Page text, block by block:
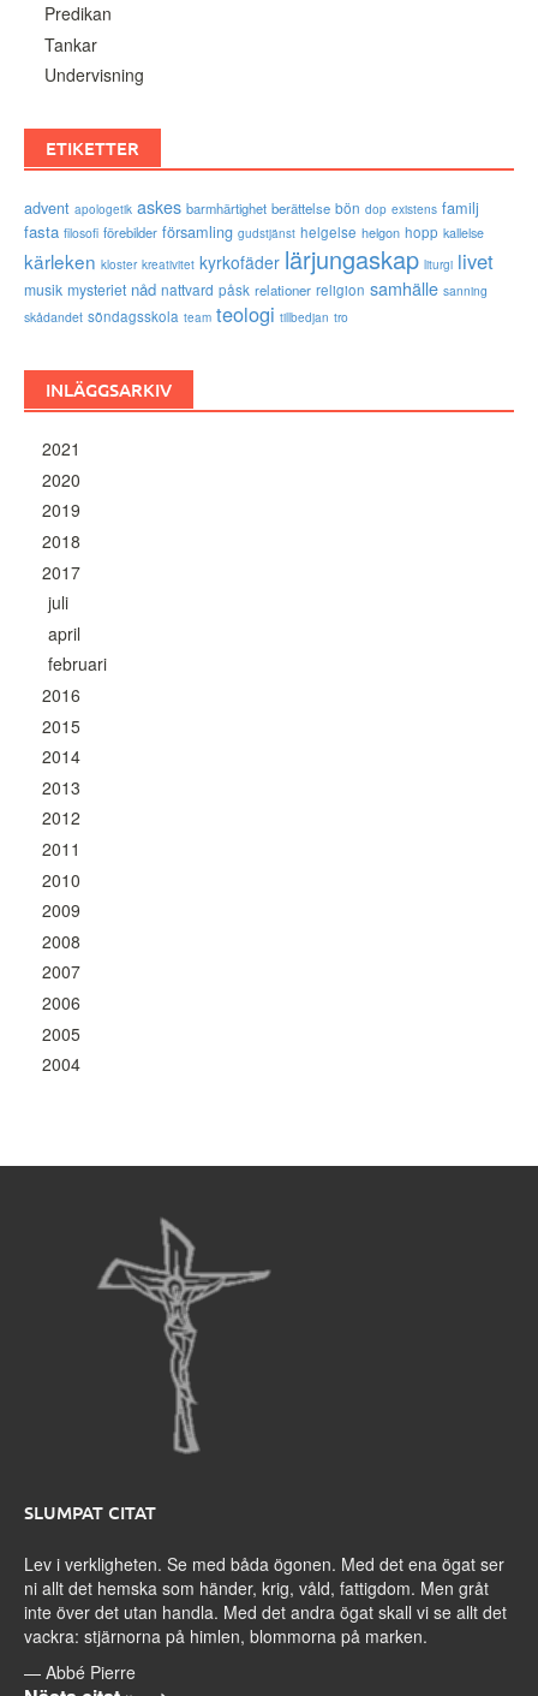
Predikan
Tankar
Undervisning
ETIKETTER
advent apologetik askes barmhärtighet berättelse bön dop existens familj
fasta filosofi förebilder församling gudstjänst helgelse helgon hopp kallelse
kärleken kloster kreativitet kyrkofäder lärjungaskap liturgi livet
musik mysteriet nåd nattvard påsk relationer religion samhälle sanning
skådandet söndagsskola team teologi tillbedjan tro
INLÄGGSARKIV
2021
2020
2019
2018
2017
juli
april
februari
2016
2015
2014
2013
2012
2011
2010
2009
2008
2007
2006
2005
2004
SLUMPAT CITAT
Lev i verkligheten. Se med båda ögonen. Med det ena ögat ser
ni allt det hemska som händer, krig, våld, fattigdom. Men gråt
inte över det utan handla. Med det andra ögat skall vi se allt det
vackra: stjärnorna på himlen, blommorna på marken.
— Abbé Pierre